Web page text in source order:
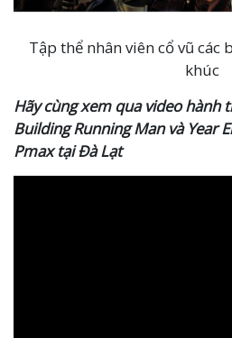
Tập thể nhân viên cổ vũ các
khúc
Hãy cùng xem qua video hành
Building Running Man và Year
Pmax tại Đà Lạt